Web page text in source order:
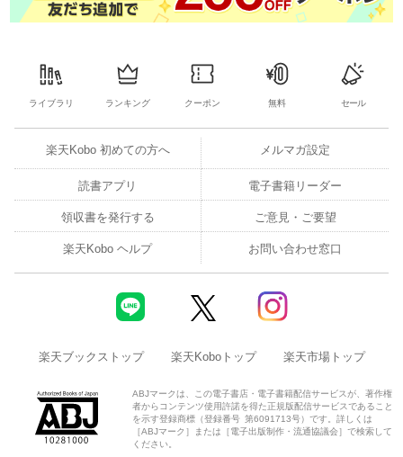
ライブラリ ランキング クーポン 無料 セール
楽天Kobo 初めての方へ メルマガ設定
読書アプリ 電子書籍リーダー
領収書を発行する ご意見・ご要望
楽天Kobo ヘルプ お問い合わせ窓口
楽天ブックストップ 楽天Koboトップ 楽天市場トップ
ABJマークは、この電子書店・電子書籍配信サービスが、著作権
者からコンテンツ使用許諾を得た正規版配信サービスであること
を示す登録商標（登録番号 第6091713号）です。詳しくは
［ABJマーク］または［電子出版制作・流通協議会］で検索して
ください。